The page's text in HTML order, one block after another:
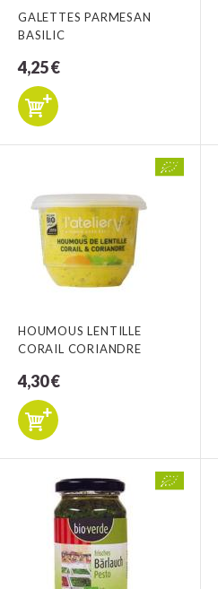
GALETTES PARMESAN
BASILIC
4,25 €
HOUMOUS LENTILLE
CORAIL CORIANDRE
4,30 €